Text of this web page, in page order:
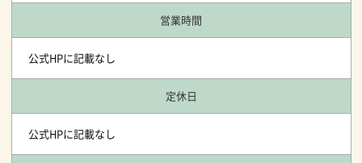
営業時間
公式HPに記載なし
定休日
公式HPに記載なし